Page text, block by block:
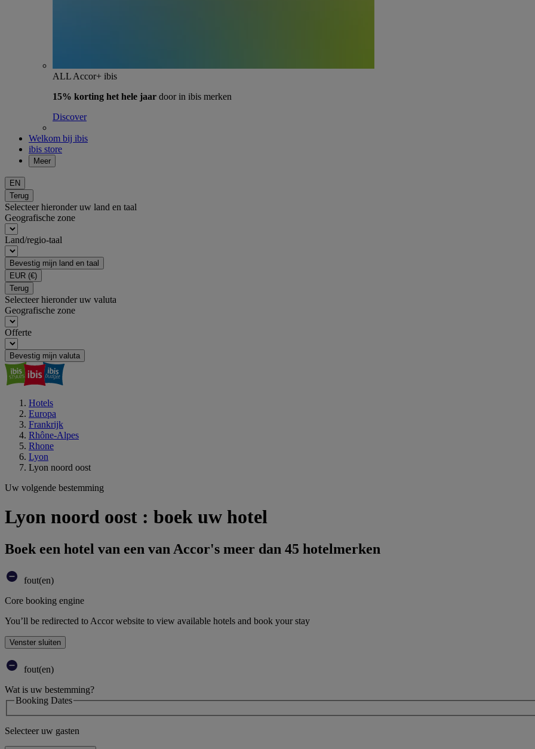
ALL Accor+ ibis
15% korting het hele jaar door in ibis merken
Discover
Welkom bij ibis
ibis store
Meer
EN
Terug
Selecteer hieronder uw land en taal
Geografische zone
Land/regio-taal
Bevestig mijn land en taal
EUR (€)
Terug
Selecteer hieronder uw valuta
Geografische zone
Offerte
Bevestig mijn valuta
Hotels
Europa
Frankrijk
Rhône-Alpes
Rhone
Lyon
Lyon noord oost
Uw volgende bestemming
Lyon noord oost : boek uw hotel
Boek een hotel van een van Accor's meer dan 45 hotelmerken
fout(en)
Core booking engine
You’ll be redirected to Accor website to view available hotels and book your stay
Venster sluiten
fout(en)
Wat is uw bestemming?
Booking Dates
Selecteer uw gasten